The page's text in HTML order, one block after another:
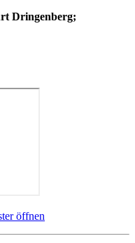
Dringenberg;
öffnen